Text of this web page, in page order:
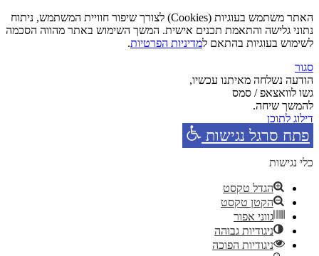
האתר משתמש בעוגיות (Cookies) לצורך שיפור חוויית המשתמש, ניתוח
נתוני גלישה והתאמת תכנים אישית. המשך השימוש באתר מהווה הסכמה
לשימוש בעוגיות בהתאם למדיניות הפרטיות.
סגור
הודעה נשלחה מאיתנו עכשיו,
גשו לוואצאפ / סמס
להמשך שיחה.
דילוג לתוכן
פתח סרגל נגישות
כלי נגישות
הגדל טקסט
הקטן טקסט
גווני אפור
ניגודיות גבוהה
ניגודיות הפוכה